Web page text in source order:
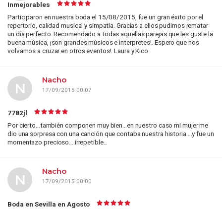
Inmejorables
Participaron en nuestra boda el 15/08/2015, fue un gran éxito por el
repertorio, calidad musical y simpatía. Gracias a ellos pudimos rematar
un día perfecto. Recomendado a todas aquellas parejas que les guste la
buena música, ¡son grandes músicos e interpretes!. Espero que nos
volvamos a cruzar en otros eventos!. Laura y Kico
Nacho
17/09/2015 00:07
N
7782jl
Por cierto...también componen muy bien...en nuestro caso mi mujer me
dio una sorpresa con una canción que contaba nuestra historia....y fue un
momentazo precioso....irrepetible...
Nacho
17/09/2015 00:00
N
Boda en Sevilla en Agosto